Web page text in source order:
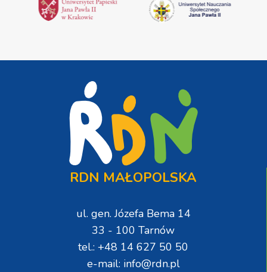
RDN MAŁOPOLSKA
ul. gen. Józefa Bema 14
33 - 100 Tarnów
tel.: +48 14 627 50 50
e-mail: info@rdn.pl